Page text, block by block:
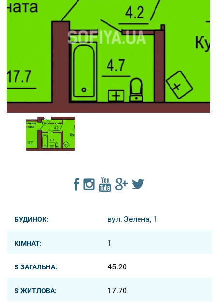
БУДИНОК: вул. Зелена, 1
КІМНАТ: 1
S ЗАГАЛЬНА: 45.20
S ЖИТЛОВА: 17.70